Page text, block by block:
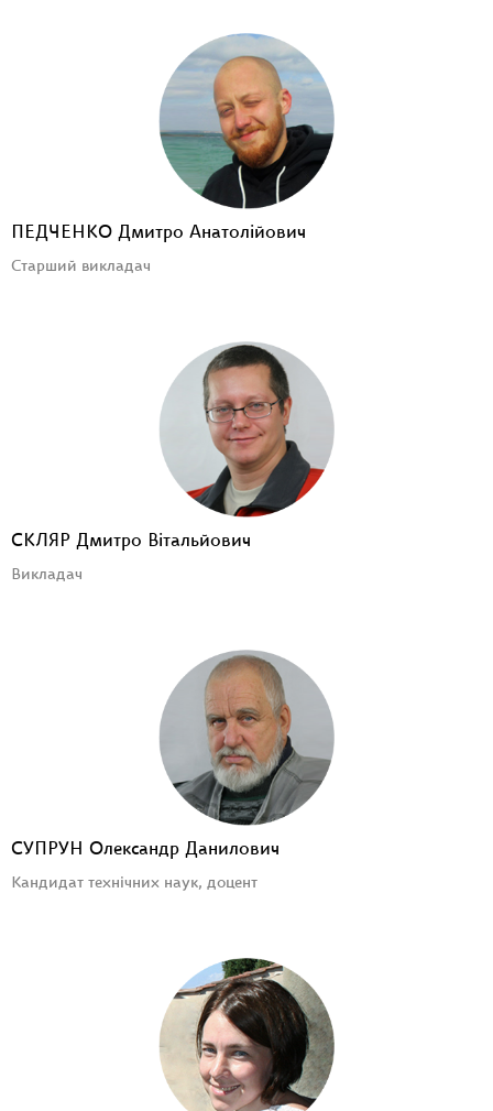
ПЕДЧЕНКО Дмитро Анатолійович
Старший викладач
СКЛЯР Дмитро Вітальйович
Викладач
СУПРУН Олександр Данилович
Кандидат технічних наук, доцент